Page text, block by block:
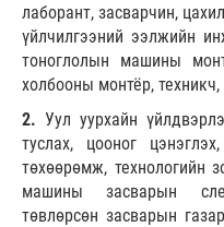
лаборант, засварчин,
үйлчилгээний ээлжийн
тоноглолын машины
холбооны монтёр,
2. Уул уурхайн
туслах, цооног
төхөөрөмж, технологийн
машины засварын
төвлөрсөн засварын